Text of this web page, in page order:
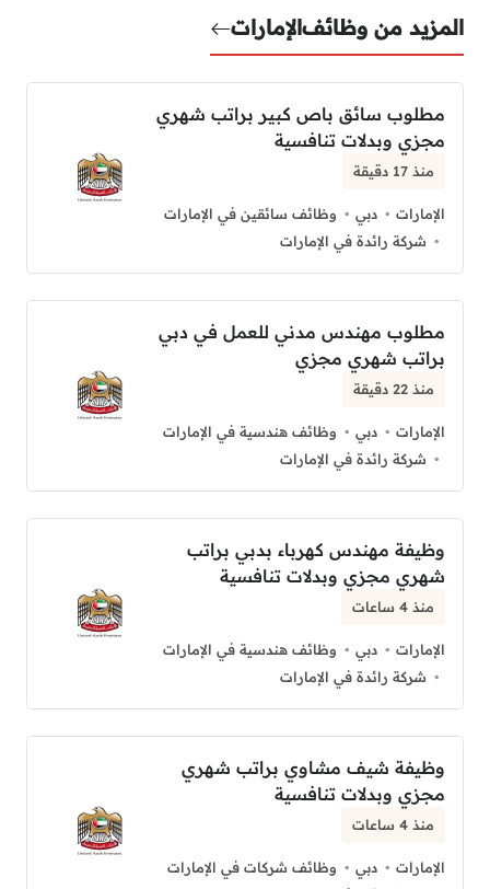
المزيد من وظائفالإمارات
مطلوب سائق باص كبير براتب شهري
مجزي وبدلات تنافسية
منذ 17 دقيقة
الإمارات دبي
وظائف سائقين في الإمارات
شركة رائدة في الإمارات
مطلوب مهندس مدني للعمل في دبي
براتب شهري مجزي
منذ 22 دقيقة
الإمارات دبي
وظائف هندسية في الإمارات
شركة رائدة في الإمارات
وظيفة مهندس كهرباء بدبي براتب
شهري مجزي وبدلات تنافسية
منذ 4 ساعات
الإمارات دبي
وظائف هندسية في الإمارات
شركة رائدة في الإمارات
وظيفة شيف مشاوي براتب شهري
مجزي وبدلات تنافسية
منذ 4 ساعات
الإمارات دبي
وظائف شركات في الإمارات